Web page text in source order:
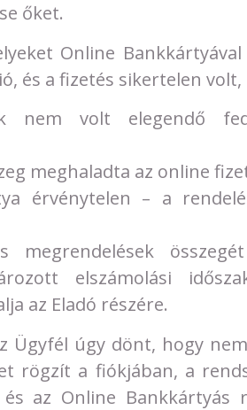
őket.
Online
és a fizetés sikertelen
nem volt elegendő
meghaladta az online
érvénytelen – a
megrendelések
elszámolási
az Eladó részére.
Ügyfél úgy dönt, hogy
rögzít a fiókjában, a
az Online Bankkártyás